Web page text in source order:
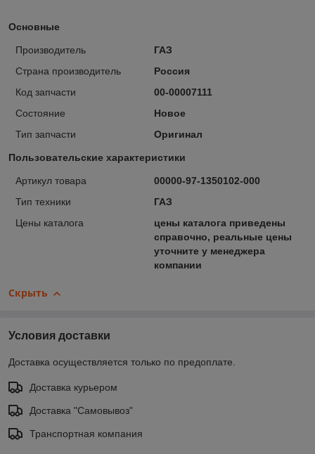
Основные
Производитель
ГАЗ
Страна производитель
Россия
Код запчасти
00-00007111
Состояние
Новое
Тип запчасти
Оригинал
Пользовательские характеристики
Артикул товара
00000-97-1350102-000
Тип техники
ГАЗ
Цены каталога
цены каталога приведены
справочно, реальные цены
уточните у менеджера
компании
Скрыть
Условия доставки
Доставка осуществляется только по предоплате.
Доставка курьером
Доставка "Самовывоз"
Транспортная компания